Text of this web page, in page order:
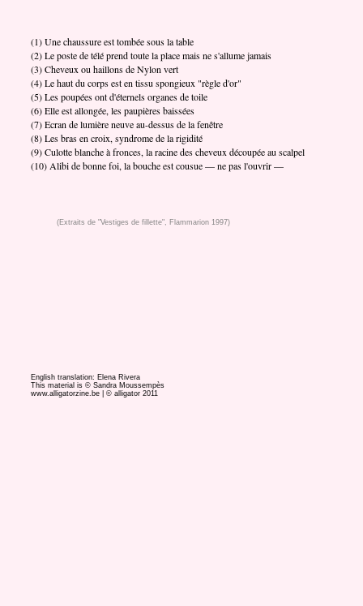
(1) Une chaussure est tombée sous la table
(2) Le poste de télé prend toute la place mais ne s'allume jamais
(3) Cheveux ou haillons de Nylon vert
(4) Le haut du corps est en tissu spongieux "règle d'or"
(5) Les poupées ont d'éternels organes de toile
(6) Elle est allongée, les paupières baissées
(7) Ecran de lumière neuve au-dessus de la fenêtre
(8) Les bras en croix, syndrome de la rigidité
(9) Culotte blanche à fronces, la racine des cheveux découpée au scalpel
(10) Alibi de bonne foi, la bouche est cousue — ne pas l'ouvrir —
(Extraits de "Vestiges de fillette", Flammarion 1997)
English translation: Elena Rivera
This material is © Sandra Moussempès
www.alligatorzine.be | © alligator 2011